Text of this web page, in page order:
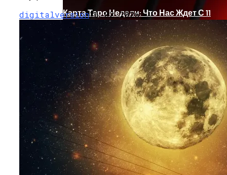
Обновление: Семейства Автомобилей
Mercedes-Benz GLE
Карта Таро Недели: Что Нас Ждет С 11
По 17 Сентября 2023 Года
digitalversion16.02.2026